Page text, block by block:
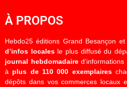
À PROPOS
Hebdo25 éditions Grand Besançon
d’infos localesle plus diffusé du
journal hebdomadaire
à plus de 110 000 exemplaires
dépôts dans vos commerces locaux